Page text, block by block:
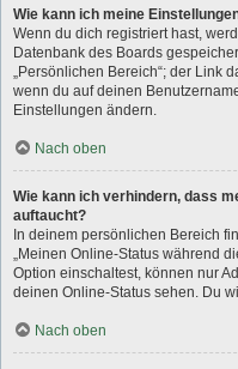
Wie kann ich meine
Wenn du dich registriert hast,
Datenbank des Boards
„Persönlichen Bereich“; der Link
wenn du auf deinen
Einstellungen ändern.
Nach oben
Wie kann ich verhindern, dass
auftaucht?
In deinem persönlichen Bereich
„Meinen Online-Status während
Option einschaltest, können nur
deinen Online-Status sehen. Du
Nach oben